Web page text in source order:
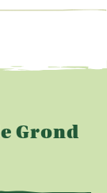
Grond